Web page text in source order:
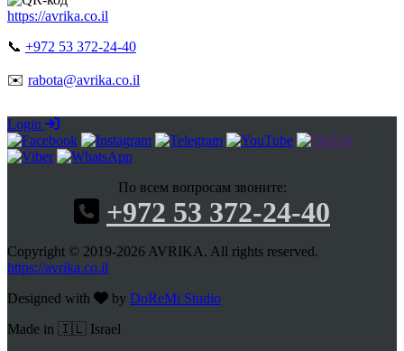
https://avrika.co.il
📞 +972 53 372-24-40
✉️ rabota@avrika.co.il
Login
По всем вопросам звоните:
+972 53 372-24-40
Copyright © 2019-2026 AVRIKA. All rights reserved.
https://avrika.co.il
Designed with
by DoReMi Studio
Made in 🇮🇱 Israel